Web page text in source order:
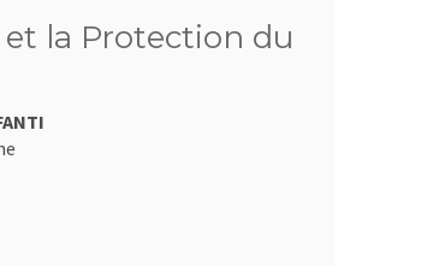
la Protection du